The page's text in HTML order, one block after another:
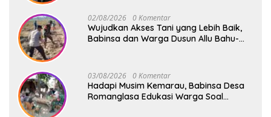
02/08/2026 0 Komentar
Wujudkan Akses Tani yang Lebih Baik,
Babinsa dan Warga Dusun Allu Bahu-
03/08/2026 0 Komentar
Hadapi Musim Kemarau, Babinsa Desa
Romanglasa Edukasi Warga Soal